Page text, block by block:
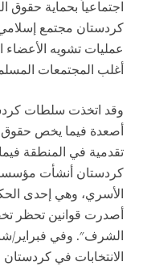
اجتماعياً بحماية حقوق
كردستان مجتمع
عمليات تشويه الأعضاء
أغلب المجتمعات
وقد اتخذت سلطات
أصعدة فيما يخص حقوق
تقدمية في المنطقة
كردستان أنشأت
الأسري، وهي إحدى
أصدرت قوانين تحظر
الانتخابات في كردستان